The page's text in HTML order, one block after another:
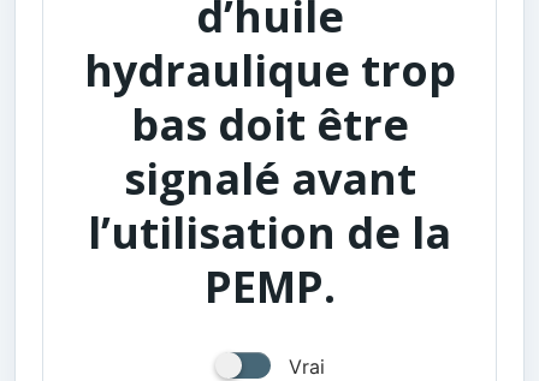
d’huile
hydraulique trop
bas doit être
signalé avant
l’utilisation de la
PEMP.
Vrai